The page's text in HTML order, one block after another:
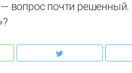
вопрос почти решенный.